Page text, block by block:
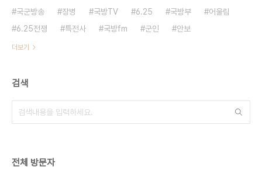
국군방송
장병 국방TV 6.25 국방부
어울림
6.25전쟁
특전사 국방fm 군인 안보
더보기
검색
전체 방문자